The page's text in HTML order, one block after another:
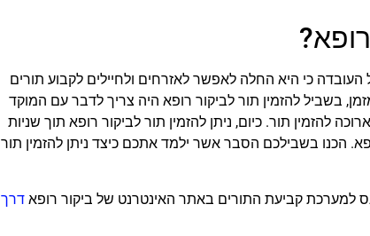
כי היא החלה לאפשר לאזרחים ולחיילים לקבוע תורים
בשביל להזמין תור לביקור רופא היה צריך לדבר עם המוקד
להזמין תור. כיום, ניתן להזמין תור לביקור רופא תוך שניות
הכנו בשבילכם הסבר אשר ילמד אתכם כיצד ניתן להזמין תור
למערכת קביעת התורים באתר האינטרנט של ביקור רופא דרך